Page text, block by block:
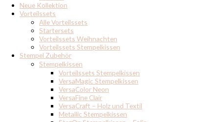
Neue Kollektion
Vorteilssets
Alle Vorteilssets
Startersets
Vorteilssets Weihnachten
Vorteilssets Stempelkissen
Stempel Zubehör
Stempelkissen
Vorteilssets Stempelkissen
VersaMagic Stempelkissen
VersaColor Neon
VersaFine Clair
VersaCraft – Holz und Textil
Metallic Stempelkissen